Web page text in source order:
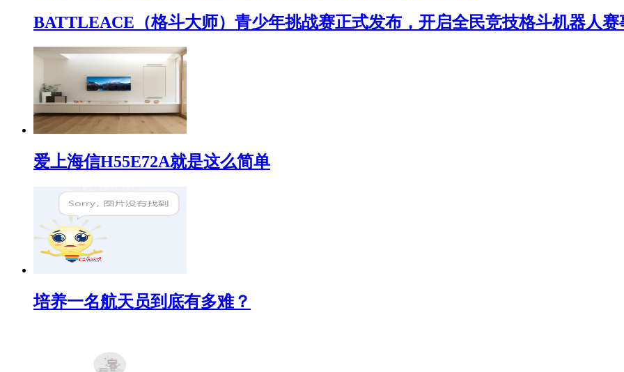
BATTLEACE（格斗大师）青少年挑战赛正式发布，开启全民竞技格斗机器人赛
爱上海信H55E72A就是这么简单
培养一名航天员到底有多难？